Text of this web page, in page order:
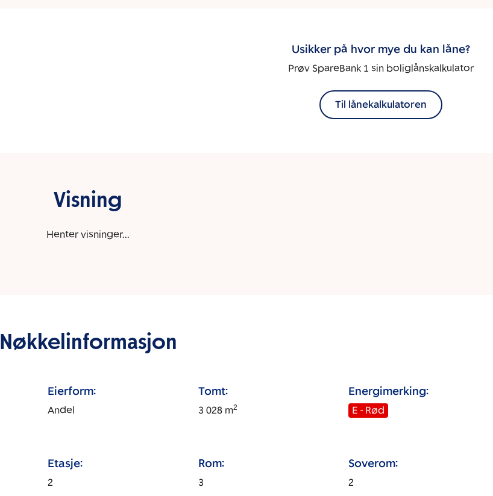
Usikker på hvor mye du kan låne?
Prøv SpareBank 1 sin boliglånskalkulator
Til lånekalkulatoren
Visning
Henter visninger...
Nøkkelinformasjon
Eierform:
Andel
Tomt:
3 028 m2
Energimerking:
E - Rød
Etasje:
2
Rom:
3
Soverom:
2